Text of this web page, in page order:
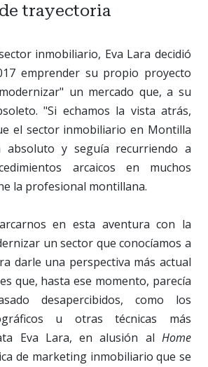
trayectoria
inmobiliario, Eva Lara decidió
emprender su propio proyecto
un mercado que, a su
"Si echamos la vista atrás,
el sector inmobiliario en Montilla
absoluto y seguía recurriendo a
arcaicos en muchos
la profesional montillana.
en esta aventura con la
un sector que conocíamos a
darle una perspectiva más actual
que, hasta ese momento, parecía
desapercibidos, como los
u otras técnicas más
Eva Lara, en alusión al Home
de marketing inmobiliario que se